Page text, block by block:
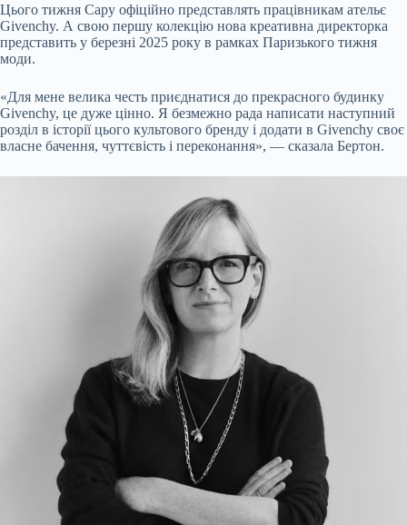
Цього тижня Сару офіційно представлять працівникам ательє
Givenchy. А свою першу колекцію нова креативна директорка
представить у березні 2025 року в рамках Паризького тижня
моди.
«Для мене велика честь приєднатися до прекрасного будинку
Givenchy, це дуже цінно. Я безмежно рада написати наступний
розділ в історії цього культового бренду і додати в Givenchy своє
власне бачення, чуттєвість і переконання», — сказала Бертон.